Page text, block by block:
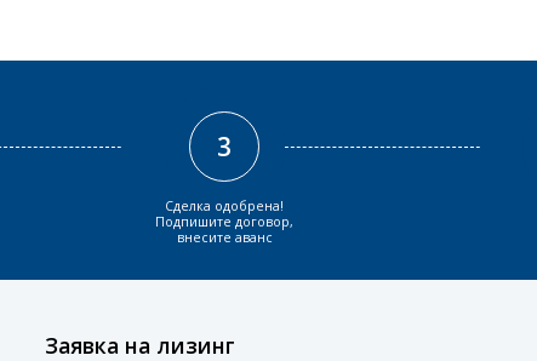
3
Сделка одобрена!
Подпишите договор,
внесите аванс
Заявка на лизинг